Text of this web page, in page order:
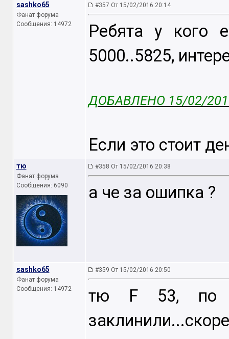
sashko65
Фанат форума
Сообщения: 14972
#357 От 15/02/2016 20:14
Ребята у кого
5000..5825,
ДОБАВЛЕНО 15/02/
Если это стоит
тю
Фанат форума
Сообщения: 6090
#358 От 15/02/2016 20:38
а че за ошипка ?
sashko65
Фанат форума
Сообщения: 14972
#359 От 15/02/2016 20:50
тю F 53, по